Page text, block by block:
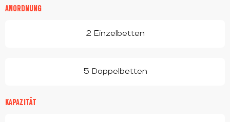
ANORDNUNG
2 Einzelbetten
5 Doppelbetten
KAPAZITÄT